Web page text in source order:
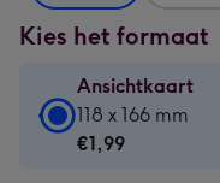
Kies het formaat
Ansichtkaart
Ansichtkaart
-
118 x 166 mm
€1,99